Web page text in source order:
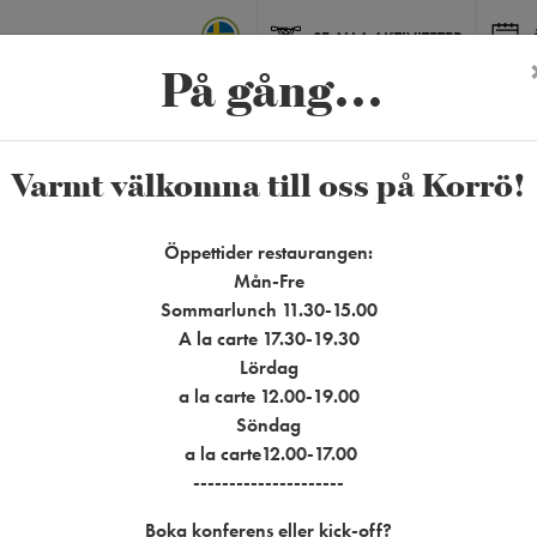
SE ALLA AKTIVITETER
Lunch på Korrö
serverar vi vardagslunch, sommarlunch och barnmeny med
råvaror från trakten.
bordet eller vill sitta kvar en stund i vår vackra miljö, hoppas vi
kanske är det lugnet – men lunchen smakar ofta lite extra gott
Vardagslunch serverasmåndag–fredag
kl. 11.30–15.00. OBS ej röda dagar! Vatten, bröd och kaffe ingår.
På gång...
Varmt välkomna till oss på Korrö!
Öppettider restaurangen:
Mån-Fre
Sommarlunch 11.30-15.00
A la carte 17.30-19.30
Lördag
a la carte 12.00-19.00
Söndag
a la carte12.00-17.00
---------------------
Boka konferens eller kick-off?